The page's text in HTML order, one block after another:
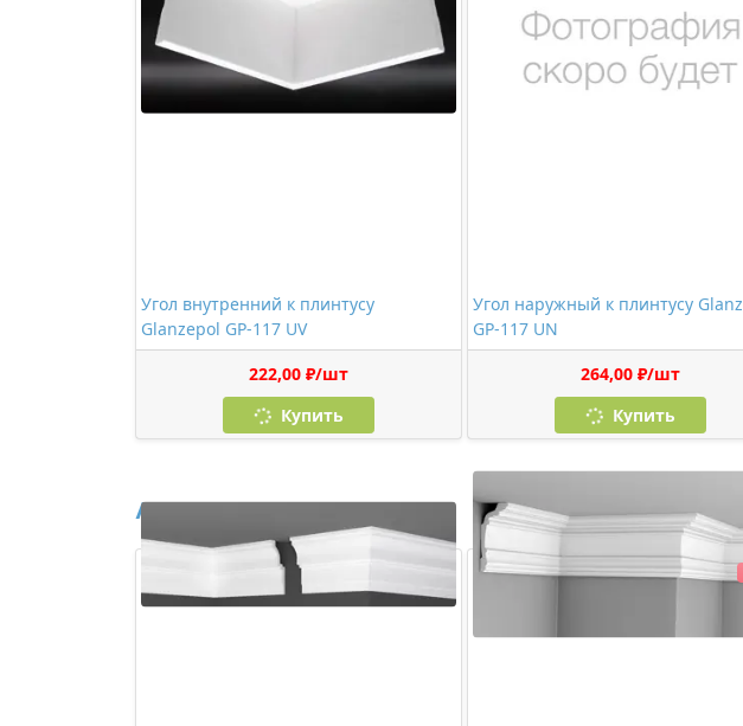
Угол внутренний к плинтусу
Glanzepol GP-117 UV
222,00 ₽/шт
Купить
Угол наружный к плинтусу
GP-117 UN
264,00 ₽/шт
Купить
Аналоги